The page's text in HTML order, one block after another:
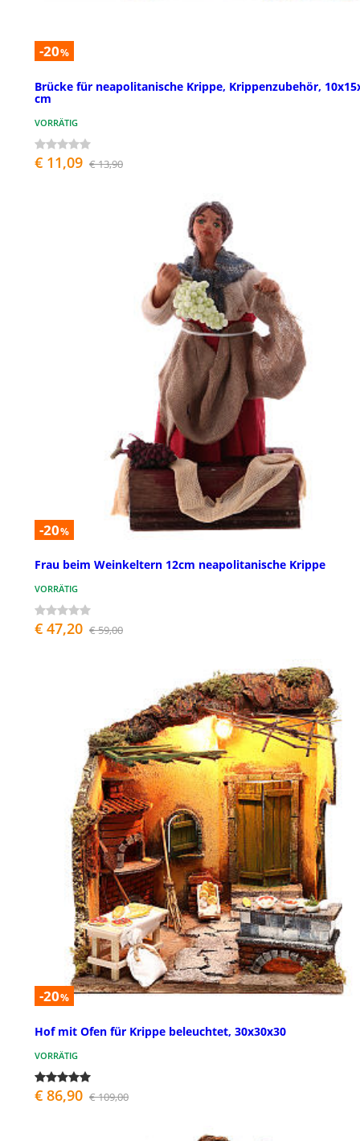
-20%
Brücke für neapolitanische Krippe, Krippenzubehör,
cm
VORRÄTIG
€ 11,09 € 13,90
-20%
Frau beim Weinkeltern 12cm neapolitanische Krippe
VORRÄTIG
€ 47,20 € 59,00
-20%
Hof mit Ofen für Krippe beleuchtet, 30x30x30
VORRÄTIG
€ 86,90 € 109,00